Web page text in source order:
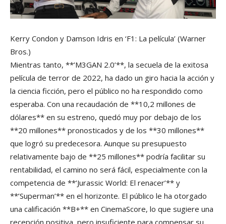
Kerry Condon y Damson Idris en ‘F1: La película’ (Warner
Bros.)
Mientras tanto, **’M3GAN 2.0’**, la secuela de la exitosa
película de terror de 2022, ha dado un giro hacia la acción y
la ciencia ficción, pero el público no ha respondido como
esperaba. Con una recaudación de **10,2 millones de
dólares** en su estreno, quedó muy por debajo de los
**20 millones** pronosticados y de los **30 millones**
que logró su predecesora. Aunque su presupuesto
relativamente bajo de **25 millones** podría facilitar su
rentabilidad, el camino no será fácil, especialmente con la
competencia de **’Jurassic World: El renacer’** y
**’Superman’** en el horizonte. El público le ha otorgado
una calificación **B+** en CinemaScore, lo que sugiere una